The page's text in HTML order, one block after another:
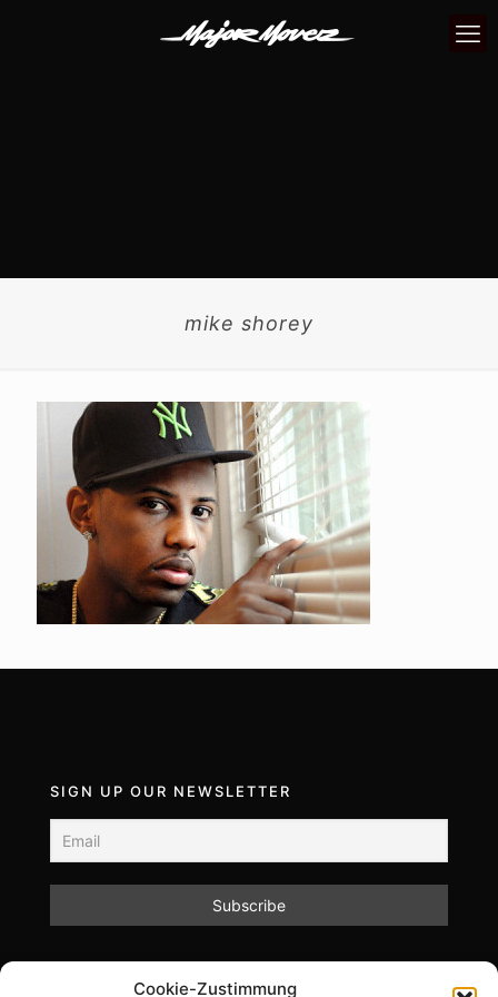
Cookie-Zustimmung
mike shorey
SIGN UP OUR NEWSLETTER
unsere Datenschutzrichtlinien.